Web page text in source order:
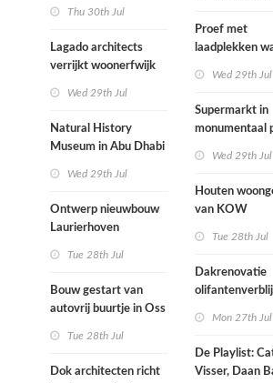
buitenruimte samen in
hart van dorp
Thu 30th Jul
Lagado architects
verrijkt woonerfwijk
huis
Wed 29th Jul
Natural History
Museum in Abu Dhabi
Wed 29th Jul
Ontwerp nieuwbouw
Laurierhoven
Tue 28th Jul
Bouw gestart van
autovrij buurtje in Oss
Tue 28th Jul
Dok architecten richt
Proef met
laadplekken
Wed 29th Jul
Supermarkt in
monumentaal
Wed 29th Jul
Houten
van KOW
herontwikkeling
Tue 28th Jul
Dakrenovatie
Mon 27th Jul
De Playlist:
Visser, Daan